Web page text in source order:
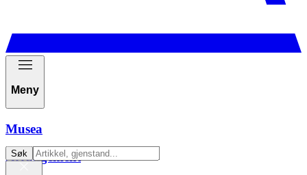
Meny
Musea
Arrangement
Søk